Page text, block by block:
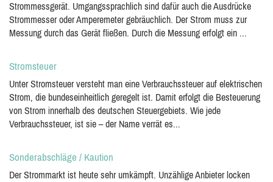
Strommessgerät. Umgangssprachlich sind dafür auch die Ausdrücke
Strommesser oder Amperemeter gebräuchlich. Der Strom muss zur
Messung durch das Gerät fließen. Durch die Messung erfolgt ein ...
Stromsteuer
Unter Stromsteuer versteht man eine Verbrauchssteuer auf elektrischen
Strom, die bundeseinheitlich geregelt ist. Damit erfolgt die Besteuerung
von Strom innerhalb des deutschen Steuergebiets. Wie jede
Verbrauchssteuer, ist sie – der Name verrät es...
Sonderabschläge / Kaution
Der Strommarkt ist heute sehr umkämpft. Unzählige Anbieter locken